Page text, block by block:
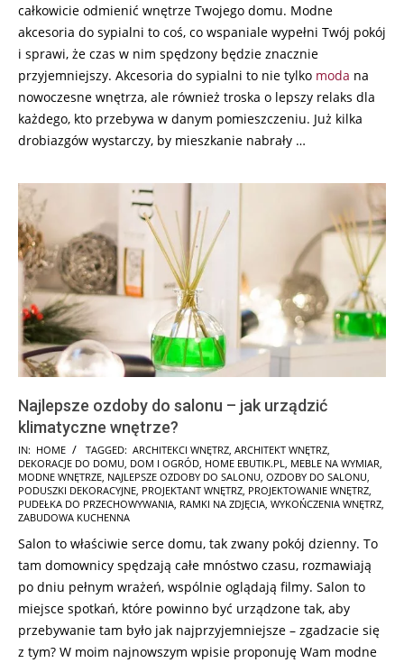
całkowicie odmienić wnętrze Twojego domu. Modne
akcesoria do sypialni to coś, co wspaniale wypełni Twój pokój
i sprawi, że czas w nim spędzony będzie znacznie
przyjemniejszy. Akcesoria do sypialni to nie tylko moda na
nowoczesne wnętrza, ale również troska o lepszy relaks dla
każdego, kto przebywa w danym pomieszczeniu. Już kilka
drobiazgów wystarczy, by mieszkanie nabrały …
Najlepsze ozdoby do salonu – jak urządzić
klimatyczne wnętrze?
2024-
11-
05
IN: HOME TAGGED: ARCHITEKCI WNĘTRZ ARCHITEKT WNĘTRZ
DEKORACJE DO DOMU DOM I OGRÓD HOME EBUTIK.PL MEBLE NA WYMIAR
MODNE WNĘTRZE NAJLEPSZE OZDOBY DO SALONU OZDOBY DO SALONU
PODUSZKI DEKORACYJNE PROJEKTANT WNĘTRZ PROJEKTOWANIE WNĘTRZ
PUDEŁKA DO PRZECHOWYWANIA RAMKI NA ZDJĘCIA WYKOŃCZENIA WNĘTRZ
ZABUDOWA KUCHENNA
Salon to właściwie serce domu, tak zwany pokój dzienny. To
tam domownicy spędzają całe mnóstwo czasu, rozmawiają
po dniu pełnym wrażeń, wspólnie oglądają filmy. Salon to
miejsce spotkań, które powinno być urządzone tak, aby
przebywanie tam było jak najprzyjemniejsze – zgadzacie się
z tym? W moim najnowszym wpisie proponuję Wam modne